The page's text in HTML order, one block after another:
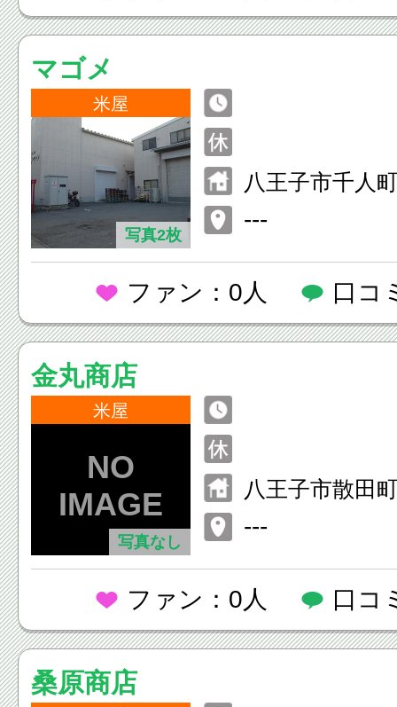
マゴメ
米屋
写真2枚
八王子市千人
---
ファン：0人 口コ
金丸商店
米屋
写真なし
八王子市散田
---
ファン：0人 口コ
桑原商店